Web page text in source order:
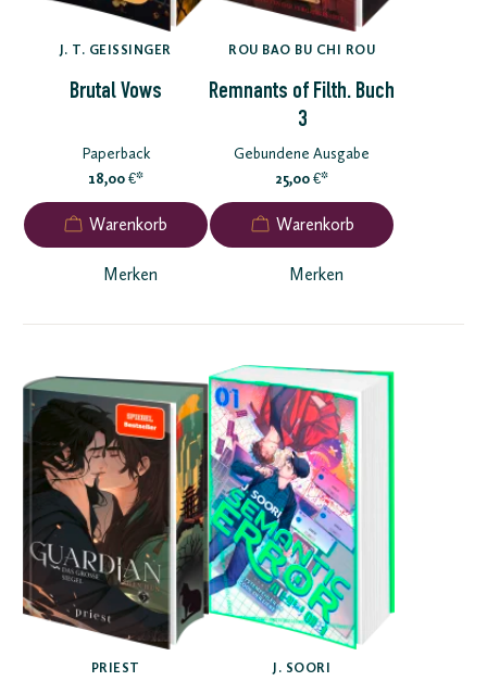
J. T. GEISSINGER
Brutal Vows
Paperback
18,00 €*
Merken
ROU BAO BU CHI ROU
Remnants of Filth. Buch
3
Gebundene Ausgabe
25,00€*
Merken
PRIEST J. SOORI